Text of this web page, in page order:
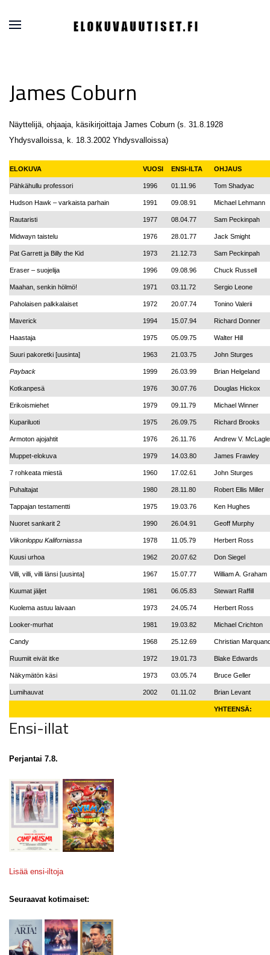
James Coburn
Näyttelijä, ohjaaja, käsikirjoittaja James Coburn (s. 31.8.1928
Yhdysvalloissa, k. 18.3.2002 Yhdysvalloissa)
ELOKUVA VUOSI ENSI-ILTA OHJAUS
Pähkähullu professori 1996 01.11.96 Tom Shadyac
Hudson Hawk – varkaista parhain 1991 09.08.91 Michael Lehmann
Rautaristi 1977 08.04.77 Sam Peckinpah
Midwayn taistelu 1976 28.01.77 Jack Smight
Pat Garrett ja Billy the Kid 1973 21.12.73 Sam Peckinpah
Eraser – suojelija 1996 09.08.96 Chuck Russell
Maahan, senkin hölmö! 1971 03.11.72 Sergio Leone
Paholaisen palkkalaiset 1972 20.07.74 Tonino Valerii
Maverick 1994 15.07.94 Richard Donner
Haastaja 1975 05.09.75 Walter Hill
Suuri pakoretki [uusinta] 1963 21.03.75 John Sturges
Payback 1999 26.03.99 Brian Helgeland
Kotkanpesä 1976 30.07.76 Douglas Hickox
Erikoismiehet 1979 09.11.79 Michael Winner
Kupariluoti 1975 26.09.75 Richard Brooks
Armoton ajojahtit 1976 26.11.76 Andrew V.
Muppet-elokuva 1979 14.03.80 James Frawley
7 rohkeata miestä 1960 17.02.61 John Sturges
Puhaltajat 1980 28.11.80 Robert Ellis Miller
Tappajan testamentti 1975 19.03.76 Ken Hughes
Nuoret sankarit 2 1990 26.04.91 Geoff Murphy
Viikonloppu Kaliforniassa 1978 11.05.79 Herbert Ross
Kuusi urhoa 1962 20.07.62 Don Siegel
Villi, villi, villi länsi [uusinta] 1967 15.07.77 William A. Graham
Kuumat jäljet 1981 06.05.83 Stewart Raffill
Kuolema astuu laivaan 1973 24.05.74 Herbert Ross
Looker-murhat 1981 19.03.82 Michael Crichton
Candy 1968 25.12.69 Christian
Ruumiit eivät itke 1972 19.01.73 Blake Edwards
Näkymätön käsi 1973 03.05.74 Bruce Geller
Lumihauvat 2002 01.11.02 Brian Levant
YHTEENSÄ:
Ensi-illat
Perjantai 7.8.
Lisää ensi-iltoja
Seuraavat kotimaiset: